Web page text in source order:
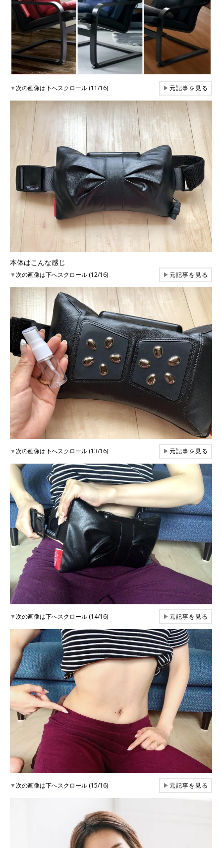
▼次の画像は下へスクロール (11/16) ▶元記事を見る
本体はこんな感じ
▼次の画像は下へスクロール (12/16) ▶元記事を見る
▼次の画像は下へスクロール (13/16) ▶元記事を見る
▼次の画像は下へスクロール (14/16) ▶元記事を見る
▼次の画像は下へスクロール (15/16) ▶元記事を見る